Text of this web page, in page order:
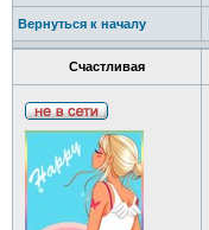
Вернуться к началу
Счастливая